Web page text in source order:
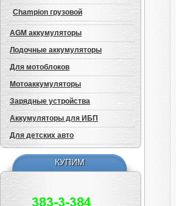
Champion грузовой
AGM аккумуляторы
Лодочные аккумуляторы
Для мотоблоков
Мотоаккумуляторы
Зарядные устройства
Аккумуляторы для ИБП
Для детских авто
КУПИМ
Авто аккумулятор: Westa
Premium (веста премиум)
6СТ-50 L+
2 500грн.;